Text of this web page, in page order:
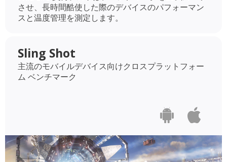
させ、長時間酷使した際のデバイスのパフォーマン
スと温度管理を測定します。
Sling Shot
主流のモバイルデバイス向けクロスプラットフォー
ム ベンチマーク